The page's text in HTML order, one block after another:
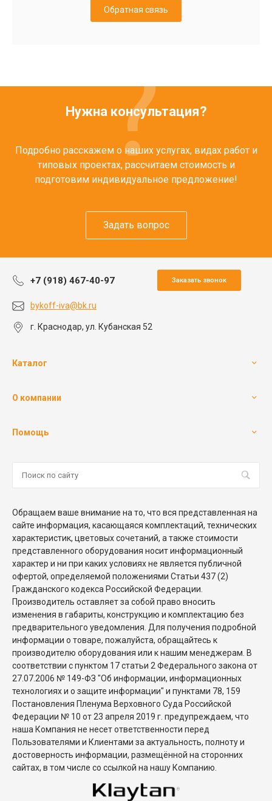
Обратная связь
Нужна консультация?
Подробно расскажем о наших услугах, видах работ и
типовых проектах, рассчитаем стоимость и
подготовим индивидуальное предложение!
Задать вопрос
+7 (918) 467-40-97 Заказать звонок
bykoff-iva@bk.ru
г. Краснодар, ул. Кубанская 52
Каталог
О компании
Помощь
Обращаем ваше внимание на то, что вся представленная на
сайте информация, касающаяся комплектаций, технических
характеристик, цветовых сочетаний, а также стоимости
представленного оборудования носит информационный
характер и ни при каких условиях не является публичной
офертой, определяемой положениями Статьи 437 (2)
Гражданского кодекса Российской Федерации.
Производитель оставляет за собой право вносить
изменения в габариты, конструкцию и комплектацию без
предварительного уведомления. Для получения подробной
информации о товаре, пожалуйста, обращайтесь к
производителю оборудования или к нашим менеджерам. В
соответствии с пунктом 17 статьи 2 Федерального закона от
27.07.2006 № 149-ФЗ "Об информации, информационных
технологиях и о защите информации" и пунктами 78, 159
Постановления Пленума Верховного Суда Российской
Федерации № 10 от 23 апреля 2019 г. предупреждаем, что
наша Компания не несет ответственности перед
Пользователями и Клиентами за актуальность, полноту и
достоверность информации, размещённой на сторонних
сайтах, в том числе со ссылкой на нашу Компанию.